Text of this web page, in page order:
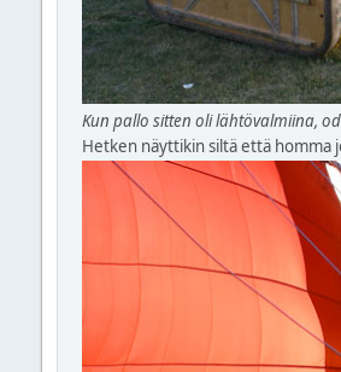
Kun pallo sitten oli lähtövalmiina,
Hetken näyttikin siltä että homma